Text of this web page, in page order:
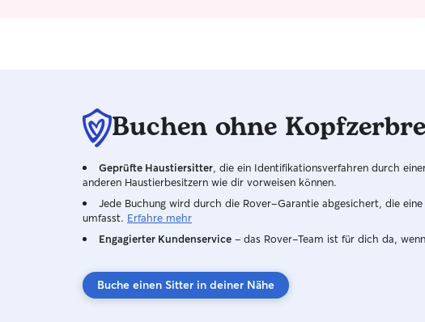
Buchen ohne
Geprüfte Haustiersitter , die ein Identifikationsverfahren durch
anderen Haustierbesitzern wie dir vorweisen können.
Jede Buchung wird durch die Rover-Garantie abgesichert, die
umfasst. Erfahre mehr
Engagierter Kundenservice – das Rover-Team ist für dich da,
Buche einen Sitter in deiner Nähe